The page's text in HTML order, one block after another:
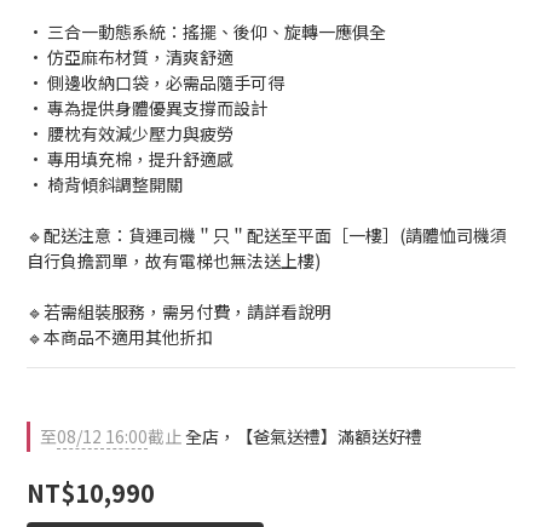
• 三合一動態系統：搖擺、後仰、旋轉一應俱全
• 仿亞麻布材質，清爽舒適
• 側邊收納口袋，必需品隨手可得
• 專為提供身體優異支撐而設計
• 腰枕有效減少壓力與疲勞
• 專用填充棉，提升舒適感
• 椅背傾斜調整開關
🔹配送注意：貨運司機＂只＂配送至平面［一樓］(請體恤司機須
自行負擔罰單，故有電梯也無法送上樓)
🔹若需組裝服務，需另付費，請詳看說明
🔹本商品不適用其他折扣
至08/12 16:00截止全店，【爸氣送禮】滿額送好禮
NT$10,990